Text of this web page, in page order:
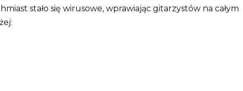
stało się wirusowe, wprawiając gitarzystów na całym